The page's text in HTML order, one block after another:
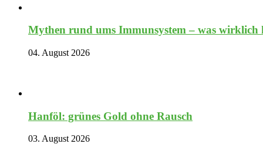
Mythen rund ums Immunsystem – was
04. August 2026
Hanföl: grünes Gold ohne Rausch
03. August 2026